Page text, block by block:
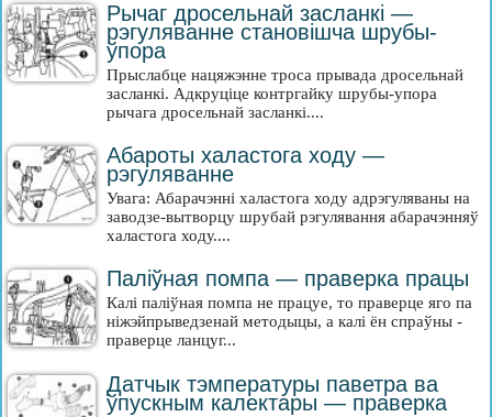
Рычаг дросельнай засланкі —
рэгуляванне становішча шрубы-
ўпора
Прыслабце нацяжэнне троса прывада дросельнай
засланкі. Адкруціце контргайку шрубы-упора
рычага дросельнай засланкі....
Абароты халастога ходу —
рэгуляванне
Увага: Абарачэнні халастога ходу адрэгуляваны на
заводзе-вытворцу шрубай рэгулявання абарачэнняў
халастога ходу....
Паліўная помпа — праверка працы
Калі паліўная помпа не працуе, то праверце яго па
ніжэйпрыведзенай методыцы, а калі ён спраўны -
праверце ланцуг...
Датчык тэмпературы паветра ва
ўпускным калектары — праверка